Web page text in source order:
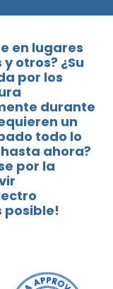
en lugares
otros? ¿Su
por los
durante
un
todo lo
ahora?
por la
posible!